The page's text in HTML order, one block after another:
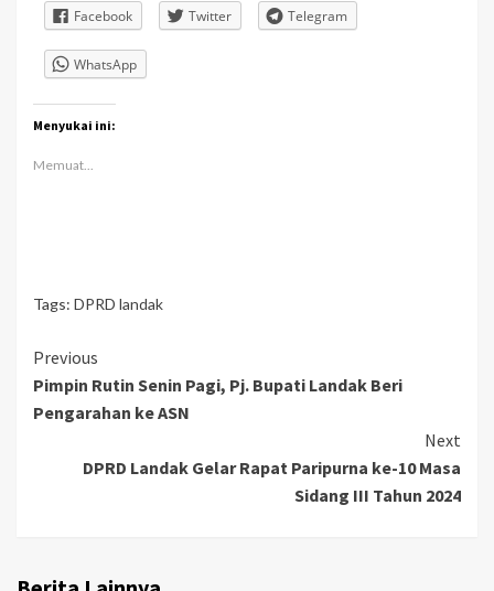
Facebook Twitter Telegram
WhatsApp
Menyukai ini:
Memuat...
Tags: DPRD landak
Continue
Reading
Previous
Pimpin Rutin Senin Pagi, Pj. Bupati Landak Beri
Pengarahan ke ASN
Next
DPRD Landak Gelar Rapat Paripurna ke-10 Masa
Sidang III Tahun 2024